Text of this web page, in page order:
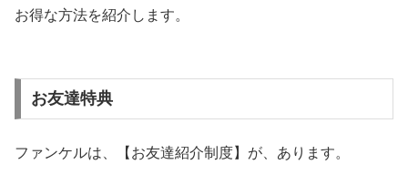
お得な方法を紹介します。
お友達特典
ファンケルは、【お友達紹介制度】が、あります。